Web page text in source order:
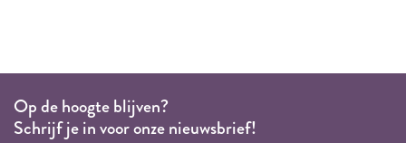
Op de hoogte blijven?
Schrijf je in voor onze nieuwsbrief!